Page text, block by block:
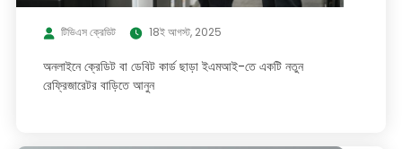
টিভিএস ক্রেডিট 18ই আগস্ট, 2025
অনলাইনে ক্রেডিট বা ডেবিট কার্ড ছাড়া ইএমআই-তে একটি নতুন
রেফ্রিজারেটর বাড়িতে আনুন